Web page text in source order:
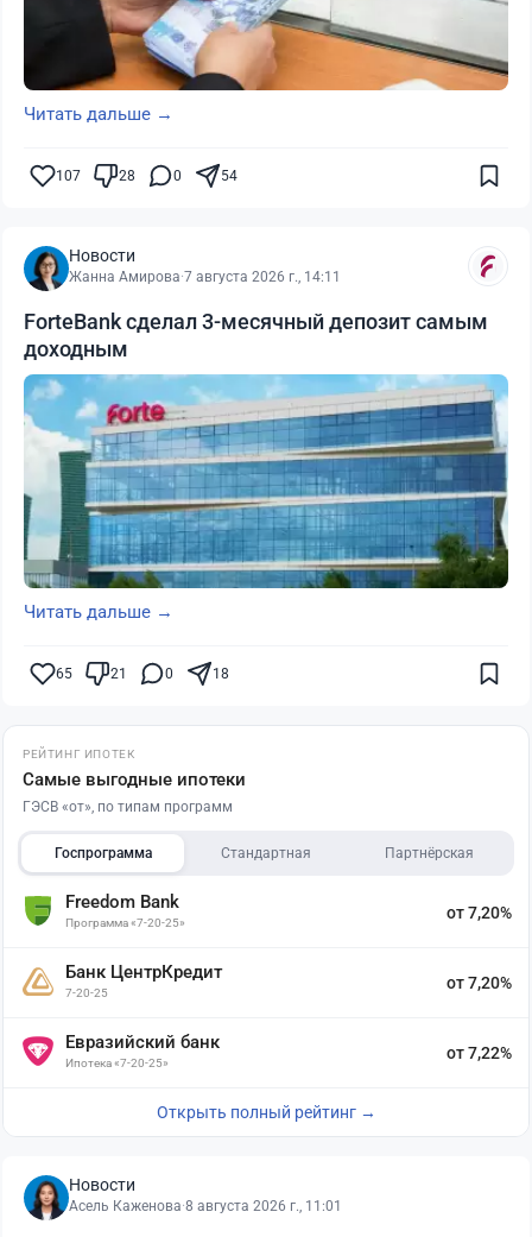
Читать дальше →
107 28 0 54
Новости
Жанна Амирова·7 августа 2026 г., 14:11
ForteBank сделал 3-месячный депозит самым
доходным
Читать дальше →
65 21 0 18
РЕЙТИНГ ИПОТЕК
Самые выгодные ипотеки
ГЭСВ «от», по типам программ
Госпрограмма Стандартная Партнёрская
Freedom Bank
Программа «7-20-25»
от 7,20%
Банк ЦентрКредит
7-20-25
от 7,20%
Евразийский банк
Ипотека «7-20-25»
от 7,22%
Открыть полный рейтинг →
Новости
Асель Каженова·8 августа 2026 г., 11:01